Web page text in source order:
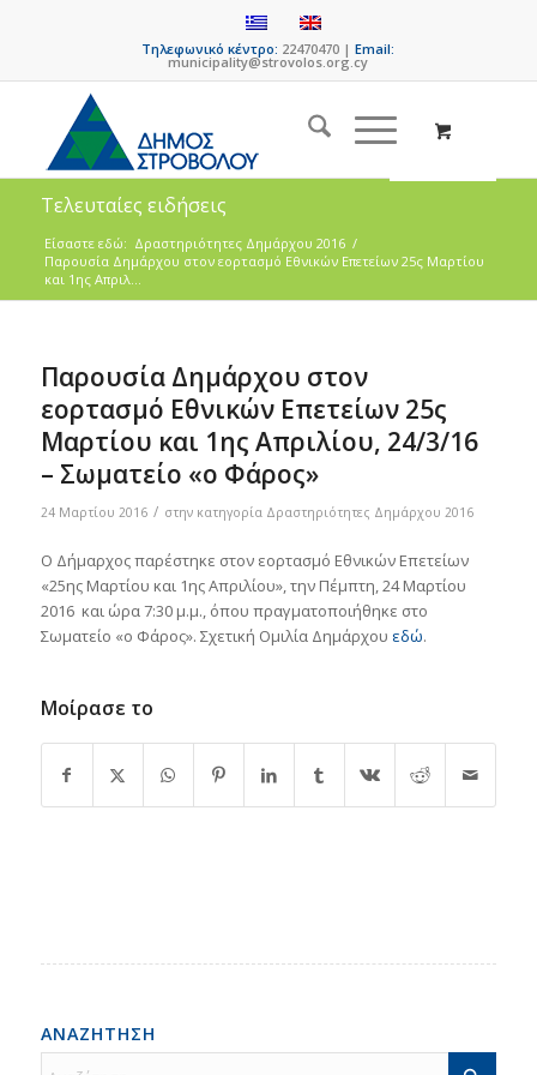
Τηλεφωνικό κέντρο: 22470470 |Email:
municipality@strovolos.org.cy
Τελευταίες ειδήσεις
Είσαστε εδώ: Δραστηριότητες Δημάρχου 2016 /
Παρουσία Δημάρχου στον εορτασμό Εθνικών Επετείων 25ς Μαρτίου
και 1ης Απριλ...
Παρουσία Δημάρχου στον
εορτασμό Εθνικών Επετείων 25ς
Μαρτίου και 1ης Απριλίου, 24/3/16
– Σωματείο «ο Φάρος»
24 Μαρτίου 2016 / στην κατηγορία Δραστηριότητες Δημάρχου 2016
Ο Δήμαρχος παρέστηκε στον εορτασμό Εθνικών Επετείων
«25ης Μαρτίου και 1ης Απριλίου», την Πέμπτη, 24 Μαρτίου
2016 και ώρα 7:30 μ.μ., όπου πραγματοποιήθηκε στο
Σωματείο «ο Φάρος». Σχετική Ομιλία Δημάρχου εδώ.
Μοίρασε το
ΑΝΑΖΗΤΗΣΗ